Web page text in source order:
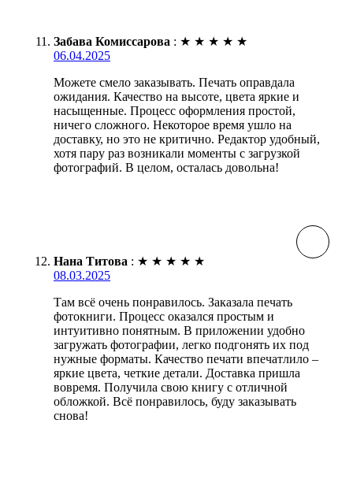
Забава Комиссарова : ★ ★ ★ ★ ★
06.04.2025
Можете смело заказывать. Печать оправдала
ожидания. Качество на высоте, цвета яркие и
насыщенные. Процесс оформления простой,
ничего сложного. Некоторое время ушло на
доставку, но это не критично. Редактор удобный,
хотя пару раз возникали моменты с загрузкой
фотографий. В целом, осталась довольна!
Нана Титова : ★ ★ ★ ★ ★
08.03.2025
Там всё очень понравилось. Заказала печать
фотокниги. Процесс оказался простым и
интуитивно понятным. В приложении удобно
загружать фотографии, легко подгонять их под
нужные форматы. Качество печати впечатлило –
яркие цвета, четкие детали. Доставка пришла
вовремя. Получила свою книгу с отличной
обложкой. Всё понравилось, буду заказывать
снова!